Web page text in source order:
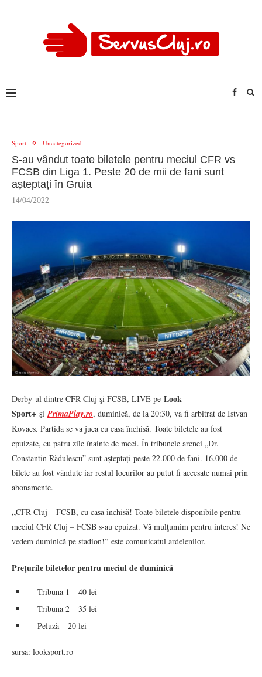
Sport Uncategorized
S-au vândut toate biletele pentru meciul CFR vs
FCSB din Liga 1. Peste 20 de mii de fani sunt
așteptați în Gruia
14/04/2022
Derby-ul dintre CFR Cluj şi FCSB, LIVE pe Look
Sport+ şiPrimaPlay.ro, duminică, de la 20:30, va fi arbitrat de Istvan
Kovacs. Partida se va juca cu casa închisă. Toate biletele au fost
epuizate, cu patru zile înainte de meci. În tribunele arenei „Dr.
Constantin Rădulescu” sunt așteptați peste 22.000 de fani. 16.000 de
bilete au fost vândute iar restul locurilor au putut fi accesate numai prin
abonamente.
„CFR Cluj – FCSB, cu casa închisă! Toate biletele disponibile pentru
meciul CFR Cluj – FCSB s-au epuizat. Vă mulţumim pentru interes! Ne
vedem duminică pe stadion!” este comunicatul ardelenilor.
Preţurile biletelor pentru meciul de duminică
Tribuna 1 – 40 lei
Tribuna 2 – 35 lei
Peluză – 20 lei
sursa: looksport.ro